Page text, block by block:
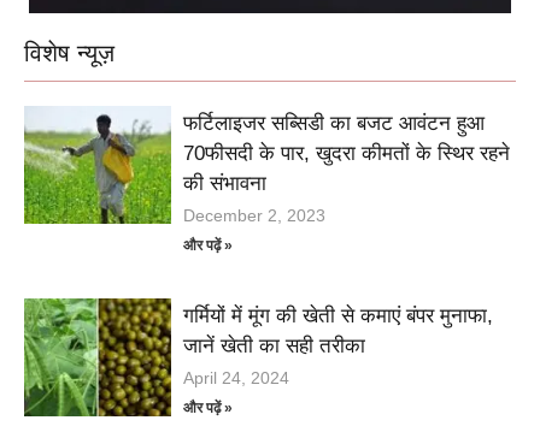
विशेष न्यूज़
फर्टिलाइजर सब्सिडी का बजट आवंटन हुआ
70फीसदी के पार, खुदरा कीमतों के स्थिर रहने
की संभावना
December 2, 2023
और पढ़ें »
गर्मियों में मूंग की खेती से कमाएं बंपर मुनाफा,
जानें खेती का सही तरीका
April 24, 2024
और पढ़ें »